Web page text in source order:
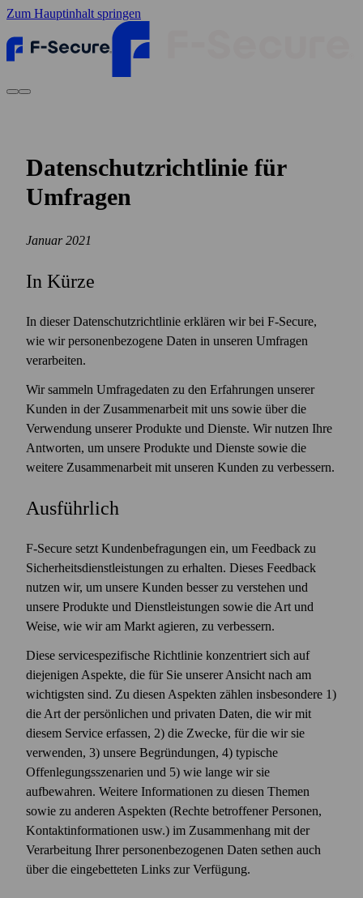
Zum Hauptinhalt springen
Datenschutz­richtlinie für
Umfragen
Januar 2021
In Kürze
In dieser Datenschutzrichtlinie erklären wir bei F‑Secure,
wie wir personenbezogene Daten in unseren Umfragen
verarbeiten.
Wir sammeln Umfragedaten zu den Erfahrungen unserer
Kunden in der Zusammenarbeit mit uns sowie über die
Verwendung unserer Produkte und Dienste. Wir nutzen Ihre
Antworten, um unsere Produkte und Dienste sowie die
weitere Zusammenarbeit mit unseren Kunden zu verbessern.
Ausführlich
F‑Secure setzt Kundenbefragungen ein, um Feed­back zu
Sicherheits­dienstleistungen zu erhalten. Dieses Feed­back
nutzen wir, um unsere Kunden besser zu verstehen und
unsere Produkte und Dienstleistungen sowie die Art und
Weise, wie wir am Markt agieren, zu verbessern.
Diese servicespezifische Richtlinie konzentriert sich auf
diejenigen Aspekte, die für Sie unserer Ansicht nach am
wichtigsten sind. Zu diesen Aspekten zählen insbesondere 1)
die Art der persönlichen und privaten Daten, die wir mit
diesem Service erfassen, 2) die Zwecke, für die wir sie
verwenden, 3) unsere Begründungen, 4) typische
Offenlegungsszenarien und 5) wie lange wir sie
aufbewahren. Weitere Informationen zu diesen Themen
sowie zu anderen Aspekten (Rechte betroffener Personen,
Kontakt­informationen usw.) im Zusammenhang mit der
Verarbeitung Ihrer personenbezogenen Daten sethen auch
über die eingebetteten Links zur Verfügung.